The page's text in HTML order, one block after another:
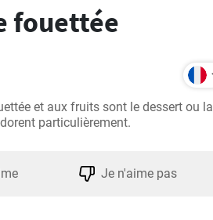
fouettée
et aux fruits sont le dessert ou la
particulièrement.
Je n'aime pas